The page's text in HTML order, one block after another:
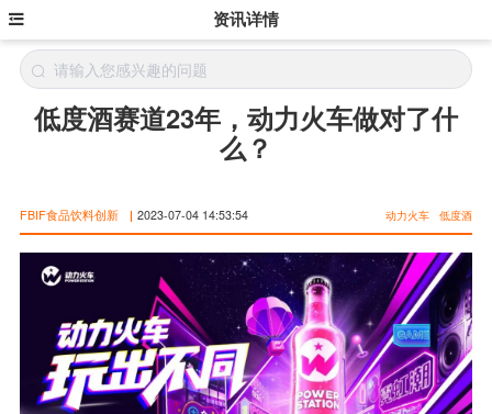
资讯详情
低度酒赛道23年，动力火车做对了什
么？
FBIF食品饮料创新 | 2023-07-04 14:53:54 动力火车 低度酒